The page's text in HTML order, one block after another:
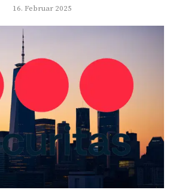
16. Februar 2025